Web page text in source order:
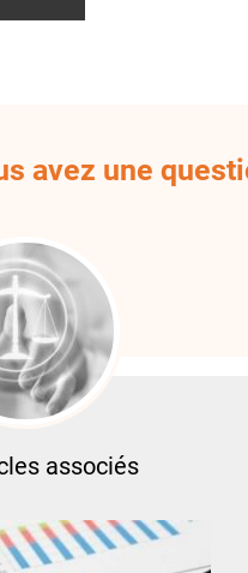
avez une
associés